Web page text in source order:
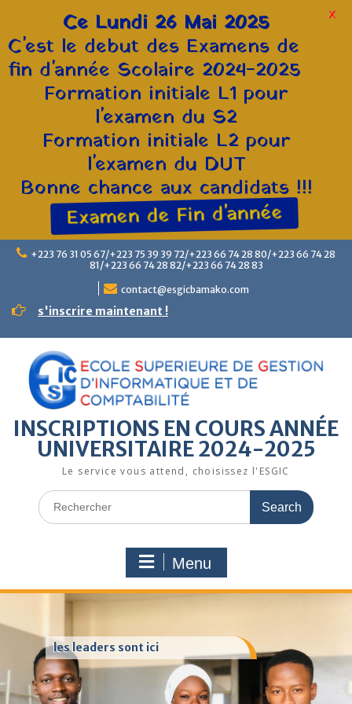
+223 76 31 05 67/+223 75 39 39 72/+223 66 74 28 80/+223 66 74 28
81/+223 66 74 28 82/+223 66 74 28 83
contact@esgicbamako.com
s'inscrire maintenant !
INSCRIPTIONS EN COURS ANNÉE
UNIVERSITAIRE 2024-2025
Le service vous attend, choisissez l'ESGIC
Menu
les leaders sont ici
Ce Lundi 26 Mai 2025
C'est le debut des Examens de
fin d'année Scolaire 2024-2025
Formation initiale L1 pour
l'examen du S2
Formation initiale L2 pour
l'examen du DUT
Bonne chance aux candidats !!!
Examen de Fin d'année
X